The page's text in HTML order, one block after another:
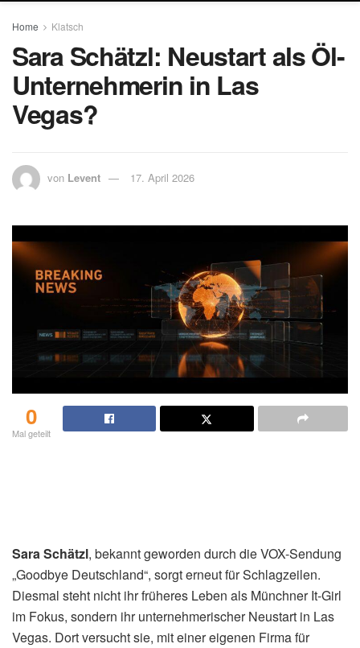
Home Klatsch
Sara Schätzl: Neustart als Öl-
Unternehmerin in Las
Vegas?
von Levent 17. April 2026
0
Mal geteilt
Sara Schätzl, bekannt geworden durch die VOX-Sendung
„Goodbye Deutschland“, sorgt erneut für Schlagzeilen.
Diesmal steht nicht ihr früheres Leben als Münchner It-Girl
im Fokus, sondern ihr unternehmerischer Neustart in Las
Vegas. Dort versucht sie, mit einer eigenen Firma für